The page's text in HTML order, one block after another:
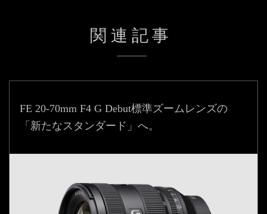
関連記事
FE 20-70mm F4 G Debut標準ズームレンズの
「新たなスタンダード」へ。